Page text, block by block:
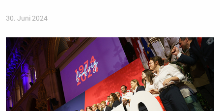
30. Juni 2024